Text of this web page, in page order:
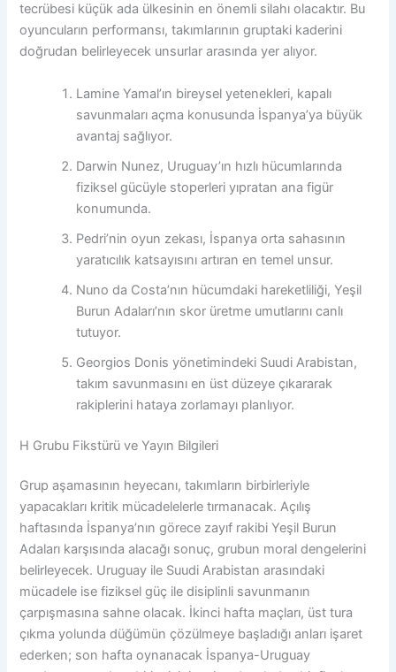
tecrübesi küçük ada ülkesinin en önemli silahı olacaktır. Bu
oyuncuların performansı, takımlarının gruptaki kaderini
doğrudan belirleyecek unsurlar arasında yer alıyor.
Lamine Yamal’ın bireysel yetenekleri, kapalı
savunmaları açma konusunda İspanya’ya büyük
avantaj sağlıyor.
Darwin Nunez, Uruguay’ın hızlı hücumlarında
fiziksel gücüyle stoperleri yıpratan ana figür
konumunda.
Pedri’nin oyun zekası, İspanya orta sahasının
yaratıcılık katsayısını artıran en temel unsur.
Nuno da Costa’nın hücumdaki hareketliliği, Yeşil
Burun Adaları’nın skor üretme umutlarını canlı
tutuyor.
Georgios Donis yönetimindeki Suudi Arabistan,
takım savunmasını en üst düzeye çıkararak
rakiplerini hataya zorlamayı planlıyor.
H Grubu Fikstürü ve Yayın Bilgileri
Grup aşamasının heyecanı, takımların birbirleriyle
yapacakları kritik mücadelelerle tırmanacak. Açılış
haftasında İspanya’nın görece zayıf rakibi Yeşil Burun
Adaları karşısında alacağı sonuç, grubun moral dengelerini
belirleyecek. Uruguay ile Suudi Arabistan arasındaki
mücadele ise fiziksel güç ile disiplinli savunmanın
çarpışmasına sahne olacak. İkinci hafta maçları, üst tura
çıkma yolunda düğümün çözülmeye başladığı anları işaret
ederken; son hafta oynanacak İspanya-Uruguay